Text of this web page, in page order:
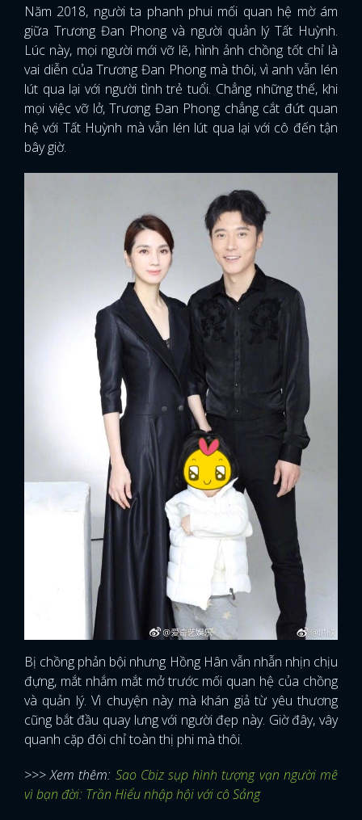
Năm 2018, người ta phanh phui mối quan hệ mờ ám
giữa Trương Đan Phong và người quản lý Tất Huỳnh.
Lúc này, mọi người mới vỡ lẽ, hình ảnh chồng tốt chỉ là
vai diễn của Trương Đan Phong mà thôi, vì anh vẫn lén
lút qua lại với người tình trẻ tuổi. Chẳng những thế, khi
mọi việc vỡ lở, Trương Đan Phong chẳng cắt đứt quan
hệ với Tất Huỳnh mà vẫn lén lút qua lại với cô đến tận
bây giờ.
Bị chồng phản bội nhưng Hồng Hân vẫn nhẫn nhịn chịu
đựng, mắt nhắm mắt mở trước mối quan hệ của chồng
và quản lý. Vì chuyện này mà khán giả từ yêu thương
cũng bắt đầu quay lưng với người đẹp này. Giờ đây, vây
quanh cặp đôi chỉ toàn thị phi mà thôi.
>>> Xem thêm: Sao Cbiz sụp hình tượng vạn người mê
vì bạn đời: Trần Hiểu nhập hội với cô Sảng